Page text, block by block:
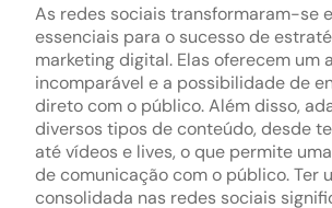
As redes sociais transformaram-se
essenciais para o sucesso de
marketing digital. Elas oferecem um
incomparável e a possibilidade de
direto com o público. Além disso,
diversos tipos de conteúdo, desde
até vídeos e lives, o que permite
de comunicação com o público. Ter
consolidada nas redes sociais